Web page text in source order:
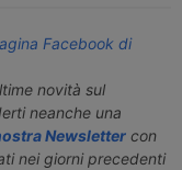
Facebook di
novità sul
neanche una
Newslettercon
nei giorni precedenti